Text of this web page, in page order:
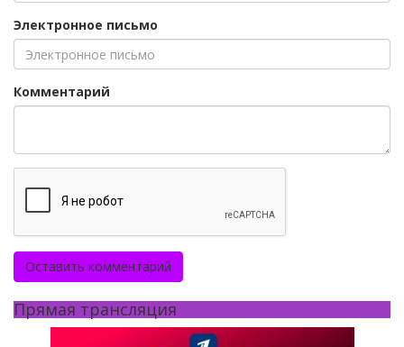
Электронное письмо
Комментарий
Оставить комментарий
Прямая трансляция